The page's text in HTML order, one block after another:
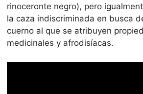
rinoceronte negro), pero
la caza indiscriminada en busca
cuerno al que se atribuyen
medicinales y afrodisíacas.